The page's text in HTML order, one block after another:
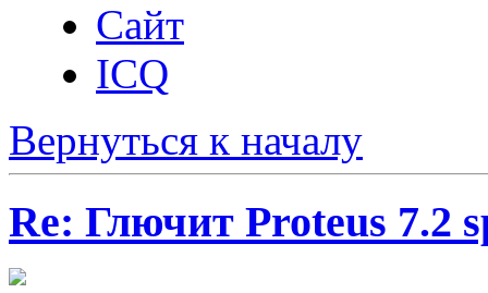
Сайт
ICQ
Вернуться к началу
Re: Глючит Proteus 7.2